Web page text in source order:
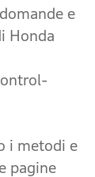
e
Honda
metodi e
pagine